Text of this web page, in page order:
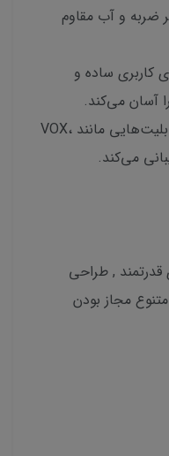
ضربه و آب مقاوم
کاربری ساده و
آسان می‌کند.
قابلیت‌های متنوع: این بیسیم از قابلیت‌هایی مانند VOX،
قدرتمند , طراحی
مجاز بودن